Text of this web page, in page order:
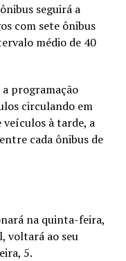
seguirá a
com sete ônibus
médio de 40
programação
circulando em
à tarde, a
cada ônibus de
na quinta-feira,
voltará ao seu
5.